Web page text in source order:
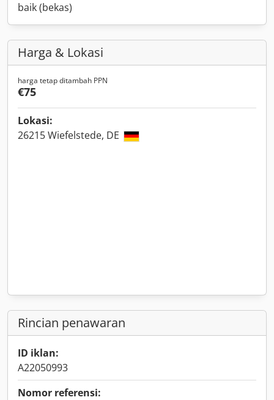
baik (bekas)
Harga & Lokasi
harga tetap ditambah PPN
€75
Lokasi:
26215 Wiefelstede, DE
Rincian penawaran
ID iklan:
A22050993
Nomor referensi: